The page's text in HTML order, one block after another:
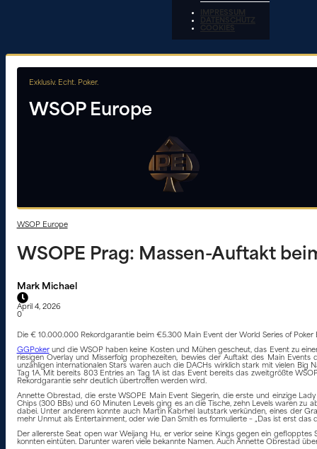
IMPRESSUM
DATENSCHUTZ
COOKIES
Exklusiv. Echt. Poker.
WSOP Europe
WSOP Europe
WSOPE Prag: Massen-Auftakt
Mark Michael
April 4, 2026
0
Die € 10.000.000 Rekordgarantie beim €5.300 Main Event der World Series of Poker
GGPokerund die WSOP haben keine Kosten und Mühen gescheut, das Event zu
riesigen Overlay und Misserfolg prophezeiten, bewies der Auftakt des Main
unzähligen internationalen Stars waren auch die DACHs wirklich stark mit vielen Big
Tag 1A. Mit bereits 803 Entries an Tag 1A ist das Event bereits das zweitgrößte
Rekordgarantie sehr deutlich übertroffen werden wird.
Annette Obrestad, die erste WSOPE Main Event Siegerin, die erste und einzige
Chips (300 BBs) und 60 Minuten Levels ging es an die Tische, zehn Levels waren zu
dabei. Unter anderem konnte auch Martin Kabrhel lautstark verkünden, eines der
mehr Unmut als Entertainment, oder wie Dan Smith es formulierte – „Das ist erst das
Der allererste Seat open war Weijang Hu, er verlor seine Kings gegen ein
konnten eintüten. Darunter waren viele bekannte Namen. Auch Annette Obrestad